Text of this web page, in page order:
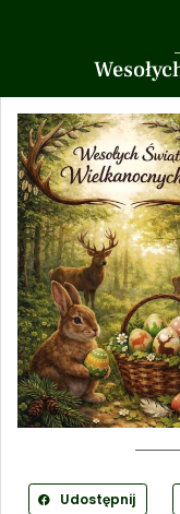
Udostępnij